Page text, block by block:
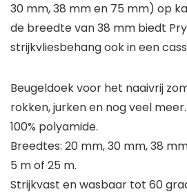
30 mm, 38 mm en 75 mm) op
de breedte van 38 mm biedt
strijkvliesbehang ook in een
Beugeldoek voor het naaivrij
rokken, jurken en nog veel meer.
100% polyamide.
Breedtes: 20 mm, 30 mm, 38
5 m of 25 m.
Strijkvast en wasbaar tot 60